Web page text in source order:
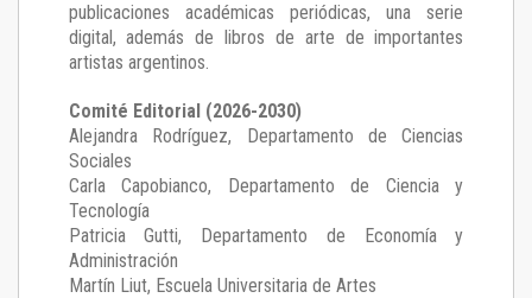
publicaciones académicas periódicas, una serie
digital, además de libros de arte de importantes
artistas argentinos.
Comité Editorial (2026-2030)
Alejandra Rodríguez, Departamento de Ciencias
Sociales
Carla Capobianco, Departamento de Ciencia y
Tecnología
Patricia Gutti, Departamento de Economía y
Administración
Martín Liut, Escuela Universitaria de Artes